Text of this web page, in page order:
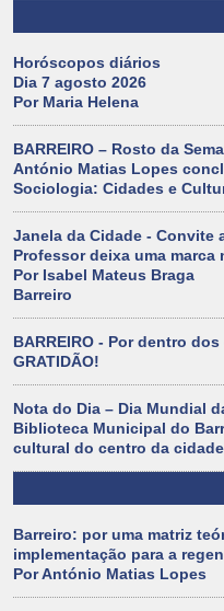
Horóscopos diários
Dia 7 agosto 2026
Por Maria Helena
BARREIRO – Rosto da
António Matias Lopes
Sociologia: Cidades e
Janela da Cidade - Convite
Professor deixa uma
Por Isabel Mateus Braga
Barreiro
BARREIRO - Por dentro dos
GRATIDÃO!
Nota do Dia – Dia Mundial
Biblioteca Municipal do
cultural do centro da cidade
Barreiro: por uma matriz
implementação para a
Por António Matias Lopes